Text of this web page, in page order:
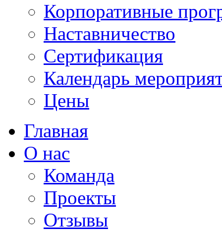
Корпоративные
Наставничество
Сертификация
Календарь
Цены
Главная
О нас
Команда
Проекты
Отзывы